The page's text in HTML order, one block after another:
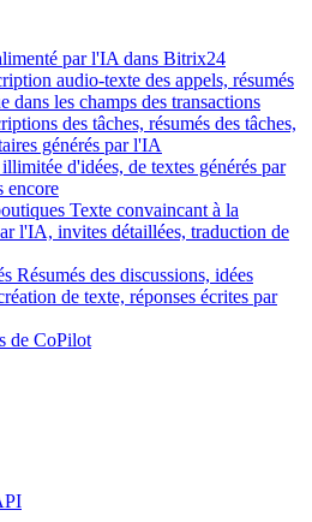
par l'IA dans Bitrix24
audio-texte des appels, résumés
dans les champs des transactions
des tâches, résumés des tâches,
générés par l'IA
d'idées, de textes générés par
encore
Texte convaincant à la
l'IA, invites détaillées, traduction de
Résumés des discussions, idées
de texte, réponses écrites par
de CoPilot